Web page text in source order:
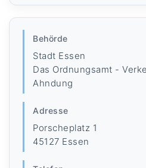
Behörde
Stadt Essen
Das Ordnungsamt -
Ahndung
Adresse
Porscheplatz 1
45127 Essen